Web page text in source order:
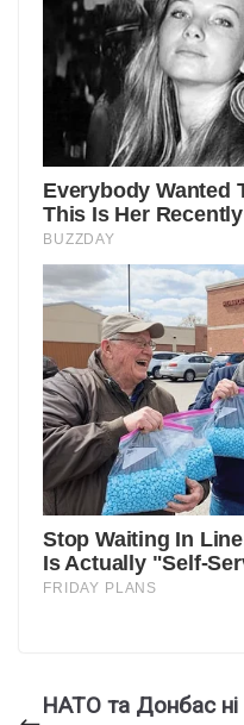
НАТО та Донбас ні